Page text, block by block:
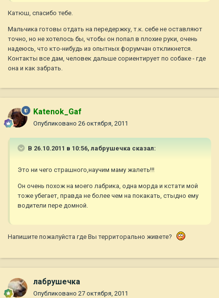
Катюш, спасибо тебе.
Мальчика готовы отдать на передержку, т.к. себе не оставляют
точно, но не хотелось бы, чтобы он попал в плохие руки, очень
надеюсь, что кто-нибудь из опытных форумчан откликнется.
Контакты все дам, человек дальше сориентирует по собаке - где
она и как забрать.
Katenok_Gaf
Опубликовано 26 октября, 2011
В 26.10.2011 в 10:56, лабрушечка сказал:
Это ни чего страшного,научим маму жалеть!!!
Он очень похож на моего лабрика, одна морда и кстати мой
тоже убегает, правда не более чем на покакать, стыдно ему
водители пере домной.
Напишите пожалуйста где Вы территорально живете?
лабрушечка
Опубликовано 27 октября, 2011